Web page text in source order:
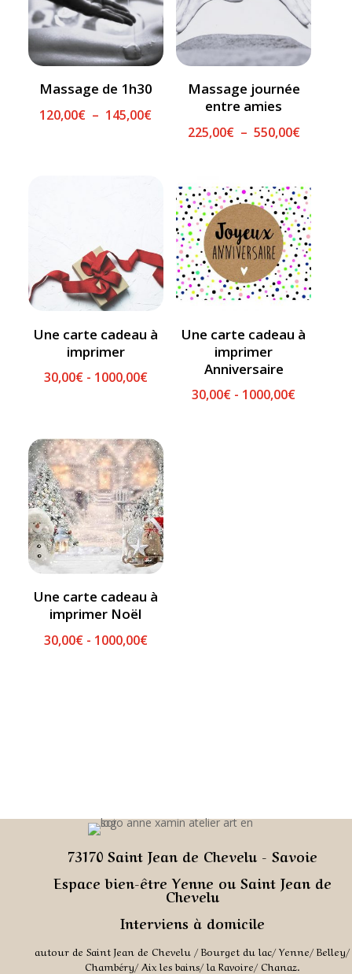
Massage de 1h30
120,00€ – 145,00€Plage
145,00€
Massage journée
entre amies
225,00€ – 550,00€Plage
225,00€
à
550,00€
Une carte cadeau à
imprimer
30,00€- 1000,00€
Une carte cadeau à
imprimer
Anniversaire
30,00€ - 1000,00€
Une carte cadeau à
imprimer Noël
30,00€- 1000,00€
73170 Saint Jean de Chevelu - Savoie
Espace bien-être Yenne ou Saint Jean de
Chevelu
Interviens à domicile
autour de Saint Jean de Chevelu / Bourget du lac/ Yenne/ Belley/
Chambéry/ Aix les bains/ la Ravoire/ Chanaz.